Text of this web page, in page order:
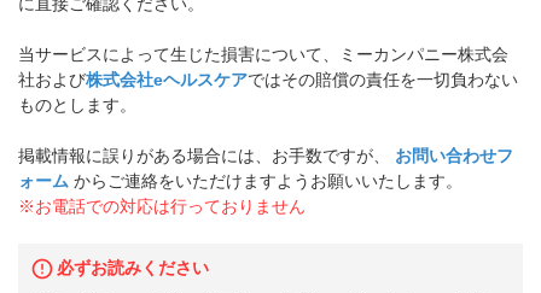
当サービスによって生じた損害について、ミーカンパニー株式会
社および株式会社eヘルスケアではその賠償の責任を一切負わない
ものとします。
掲載情報に誤りがある場合には、お手数ですが、
お問い合わせフ
ォーム からご連絡をいただけますようお願いいたします。
※お電話での対応は行っておりません
必ずお読みください